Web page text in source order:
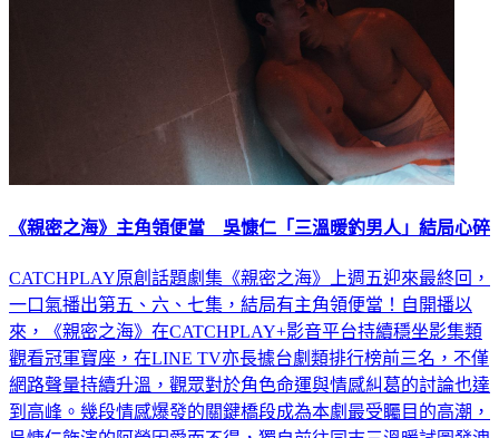
《親密之海》主角領便當 吳慷仁「三溫暖釣男人」結局心碎
CATCHPLAY原創話題劇集《親密之海》上週五迎來最終回，
一口氣播出第五、六、七集，結局有主角領便當！自開播以
來，《親密之海》在CATCHPLAY+影音平台持續穩坐影集類
觀看冠軍寶座，在LINE TV亦長據台劇類排行榜前三名，不僅
網路聲量持續升溫，觀眾對於角色命運與情感糾葛的討論也達
到高峰。幾段情感爆發的關鍵橋段成為本劇最受矚目的高潮，